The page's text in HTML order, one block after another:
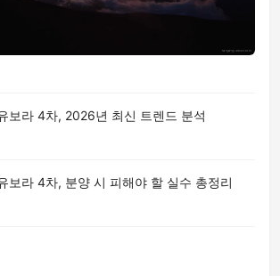
보라 4차, 2026년 최신 트렌드 분석
보라 4차, 분양 시 피해야 할 실수 총정리